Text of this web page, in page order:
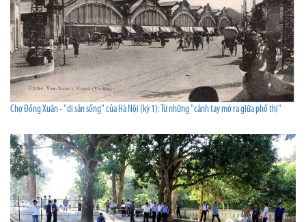
Chợ Đồng Xuân - "di sản sống" của Hà Nội (kỳ 1): Từ những "cánh tay mở ra giữa phố thị"